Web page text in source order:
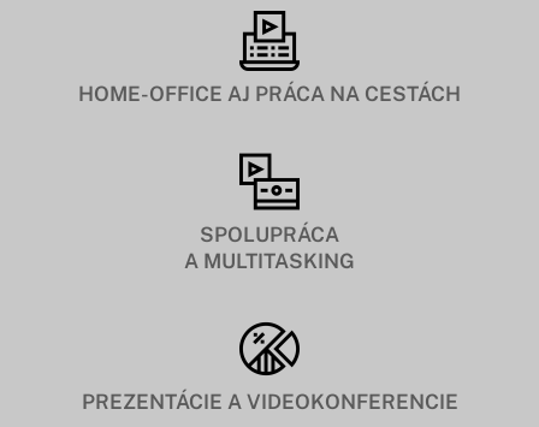
HOME-OFFICE AJ PRÁCA NA CESTÁCH
SPOLUPRÁCA
A MULTITASKING
PREZENTÁCIE A VIDEOKONFERENCIE